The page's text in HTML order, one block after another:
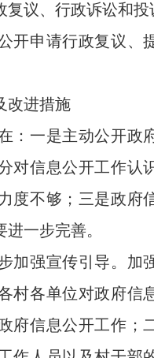
议、行政诉讼和投
申请行政复议、
进措施
一是主动公开政
对信息公开工作认
度不够；三是政府
一步完善。
强宣传引导。加
村各单位对政府信
府信息公开工作；